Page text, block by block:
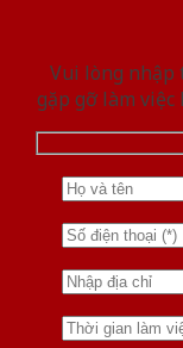
Vui lòng nhập
gặp gỡ làm